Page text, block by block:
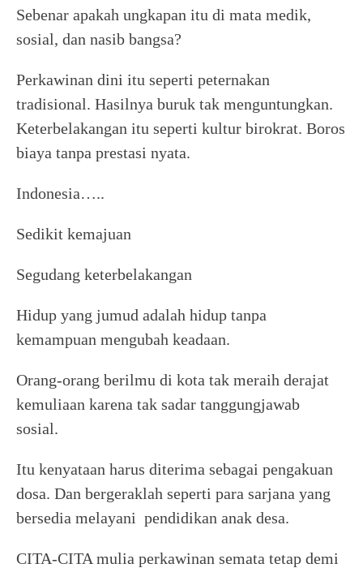
Sebenar apakah ungkapan itu di mata medik,
sosial, dan nasib bangsa?
Perkawinan dini itu seperti peternakan
tradisional. Hasilnya buruk tak menguntungkan.
Keterbelakangan itu seperti kultur birokrat. Boros
biaya tanpa prestasi nyata.
Indonesia…..
Sedikit kemajuan
Segudang keterbelakangan
Hidup yang jumud adalah hidup tanpa
kemampuan mengubah keadaan.
Orang-orang berilmu di kota tak meraih derajat
kemuliaan karena tak sadar tanggungjawab
sosial.
Itu kenyataan harus diterima sebagai pengakuan
dosa. Dan bergeraklah seperti para sarjana yang
bersedia melayani pendidikan anak desa.
CITA-CITA mulia perkawinan semata tetap demi